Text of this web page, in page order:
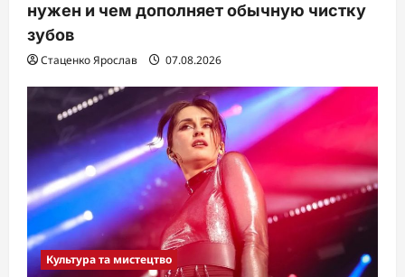
нужен и чем дополняет обычную чистку
зубов
Стаценко Ярослав 07.08.2026
Культура та мистецтво